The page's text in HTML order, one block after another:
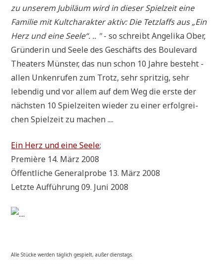
zu unse­rem Jubi­lä­um wird in die­ser Spiel­zeit eine
Fami­lie mit Kult­cha­rak­ter aktiv: Die Tetzlaffs aus „Ein
Herz und eine See­le“. .. "- so schreibt Ange­li­ka Ober,
Grün­de­rin und See­le des Geschäfts des Bou­le­vard
Thea­ters Mün­ster, das nun schon 10 Jah­re besteht -
allen Unken­ru­fen zum Trotz, sehr sprit­zig, sehr
leben­dig und vor allem auf dem Weg die erste der
näch­sten 10 Spiel­zei­ten wie­der zu einer erfolg­rei­
chen Spiel­zeit zu machen ....
Ein Herz und eine See­le;
Pre­miè­re 14. März 2008
Öffent­li­che Gene­ral­pro­be 13. März 2008
Letz­te Auf­füh­rung 09. Juni 2008
Alle Stücke wer­den täg­lich gespielt, außer dienstags.